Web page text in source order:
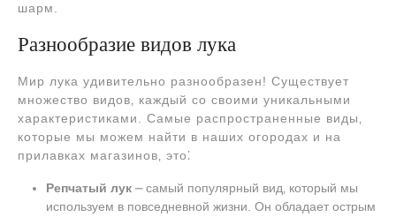
шарм.
Разнообразие видов лука
Мир лука удивительно разнообразен! Существует
множество видов‚ каждый со своими уникальными
характеристиками. Самые распространенные виды‚
которые мы можем найти в наших огородах и на
прилавках магазинов‚ это⁚
Репчатый лук ⎼ самый популярный вид‚ который мы
используем в повседневной жизни. Он обладает острым